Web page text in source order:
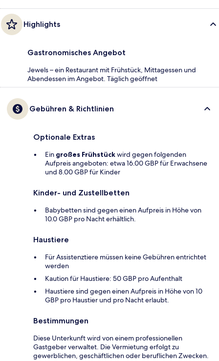
Highlights
Gastronomisches Angebot
Jewels – ein Restaurant mit Frühstück, Mittagessen und
Abendessen im Angebot. Täglich geöffnet
Gebühren & Richtlinien
Optionale Extras
Ein großes Frühstückwird gegen folgenden
Aufpreis angeboten: etwa 16.00 GBP für Erwachsene
und 8.00 GBP für Kinder
Kinder- und Zustellbetten
Babybetten sind gegen einen Aufpreis in Höhe von
10.0 GBP pro Nacht erhältlich.
Haustiere
Für Assistenztiere müssen keine Gebühren entrichtet
werden
Kaution für Haustiere: 50 GBP pro Aufenthalt
Haustiere sind gegen einen Aufpreis in Höhe von 10
GBP pro Haustier und pro Nacht erlaubt.
Bestimmungen
Diese Unterkunft wird von einem professionellen
Gastgeber verwaltet. Die Vermietung erfolgt zu
gewerblichen, geschäftlichen oder beruflichen Zwecken.